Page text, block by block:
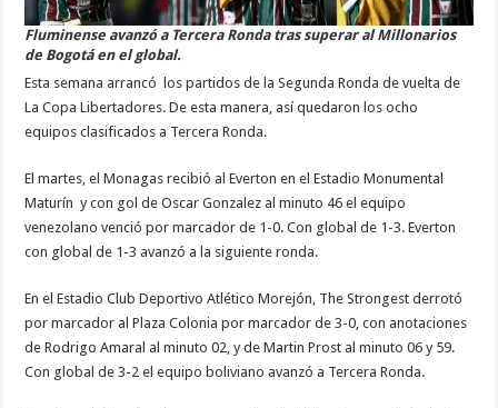
Fluminense avanzó a Tercera Ronda tras superar al Millonarios
de Bogotá en el global.
Esta semana arrancó los partidos de la Segunda Ronda de vuelta de
La Copa Libertadores. De esta manera, así quedaron los ocho
equipos clasificados a Tercera Ronda.
El martes, el Monagas recibió al Everton en el Estadio Monumental
Maturín y con gol de Oscar Gonzalez al minuto 46 el equipo
venezolano venció por marcador de 1-0. Con global de 1-3. Everton
con global de 1-3 avanzó a la siguiente ronda.
En el Estadio Club Deportivo Atlético Morejón, The Strongest derrotó
por marcador al Plaza Colonia por marcador de 3-0, con anotaciones
de Rodrigo Amaral al minuto 02, y de Martin Prost al minuto 06 y 59.
Con global de 3-2 el equipo boliviano avanzó a Tercera Ronda.